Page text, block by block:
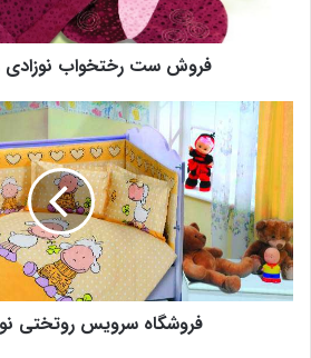
فروش ست رختخواب نوزادی
فروشگاه سرویس روتختی